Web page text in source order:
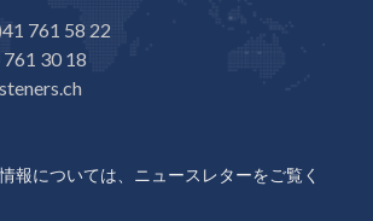
761 58 22
30 18
報については、ニュースレターをご覧く